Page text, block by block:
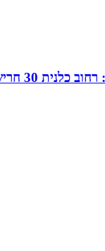
מכל מקום .